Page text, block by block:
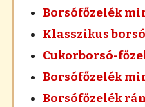
Borsófőzelék
Klasszikus
Cukorborsó-
Borsófőzelék
Borsófőzelék